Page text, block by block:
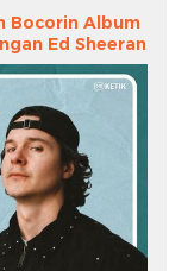
Bocorin Album
Ed Sheeran